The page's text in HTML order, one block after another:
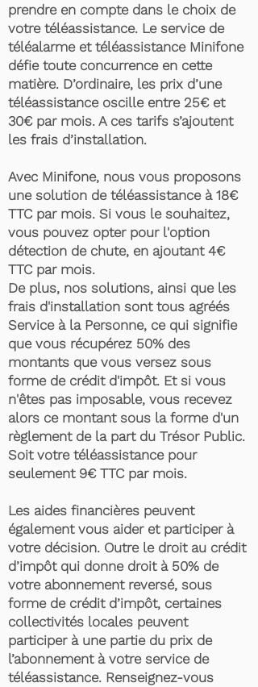
prendre en compte dans le choix de
votre téléassistance. Le service de
téléalarme et téléassistance Minifone
défie toute concurrence en cette
matière. D’ordinaire, les prix d’une
téléassistance oscille entre 25€ et
30€ par mois. A ces tarifs s’ajoutent
les frais d’installation.
Avec Minifone, nous vous proposons
une solution de téléassistance à 18€
TTC par mois. Si vous le souhaitez,
vous pouvez opter pour l'option
détection de chute, en ajoutant 4€
TTC par mois.
De plus, nos solutions, ainsi que les
frais d'installation sont tous agréés
Service à la Personne, ce qui signifie
que vous récupérez 50% des
montants que vous versez sous
forme de crédit d'impôt. Et si vous
n'êtes pas imposable, vous recevez
alors ce montant sous la forme d'un
règlement de la part du Trésor Public.
Soit votre téléassistance pour
seulement 9€ TTC par mois.
Les aides financières peuvent
également vous aider et participer à
votre décision. Outre le droit au crédit
d’impôt qui donne droit à 50% de
votre abonnement reversé, sous
forme de crédit d’impôt, certaines
collectivités locales peuvent
participer à une partie du prix de
l’abonnement à votre service de
téléassistance. Renseignez-vous